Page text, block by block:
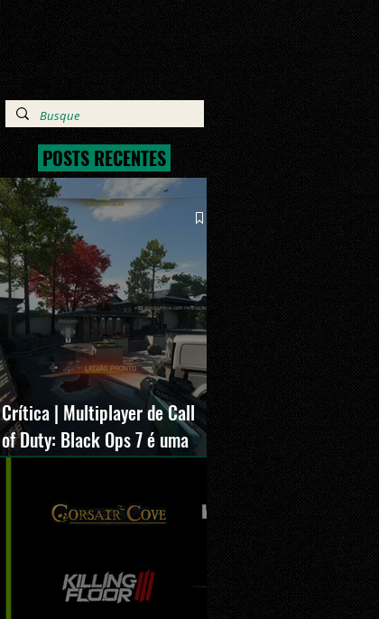
POSTS RECENTES
Crítica | Multiplayer de Call
of Duty: Black Ops 7 é uma
experiência positiva,